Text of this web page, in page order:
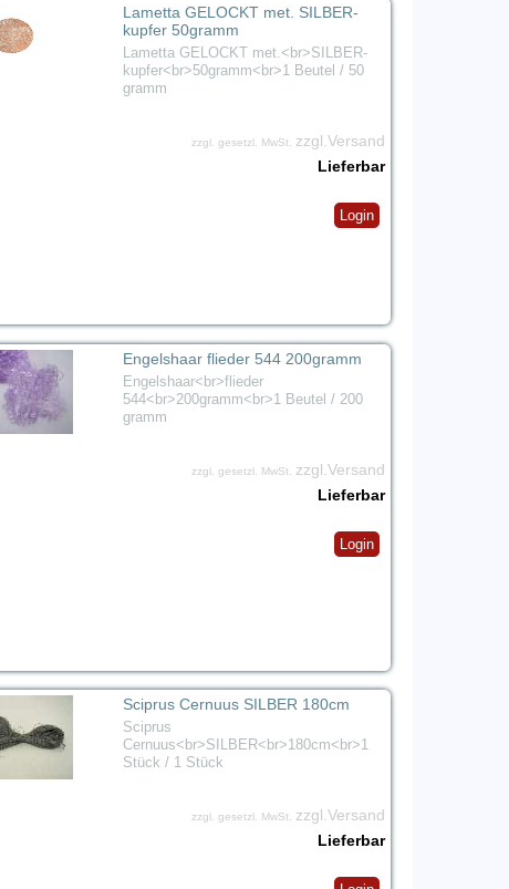
Lametta GELOCKT met. SILBER-
kupfer 50gramm
Lametta GELOCKT met.<br>SILBER-
kupfer<br>50gramm<br>1 Beutel / 50
gramm
zzgl. gesetzl. MwSt. zzgl.Versand
Lieferbar
Login
Engelshaar flieder 544 200gramm
Engelshaar<br>flieder
544<br>200gramm<br>1 Beutel / 200
gramm
zzgl. gesetzl. MwSt.
zzgl.Versand
Lieferbar
Login
Sciprus Cernuus SILBER 180cm
Sciprus
Cernuus<br>SILBER<br>180cm<br>1
Stück / 1 Stück
zzgl. gesetzl. MwSt.
zzgl.Versand
Lieferbar